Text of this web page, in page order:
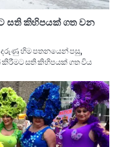
සති කිහිපයක් ගත වන
හිම පතනයෙන් පසු,
කිරීමට සති කිහිපයක් ගත විය